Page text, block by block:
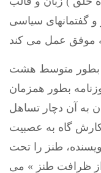
گفتمانهای سیاسی
( بطور متوسط هشت
بطور همزمان
به آن دچار تساهل
گاه به عصبیت
طنز را تحت
از ظرافت طنز » می